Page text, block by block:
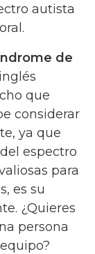
autista
de
que
considerar
ya que
espectro
para
es su
¿Quieres
persona